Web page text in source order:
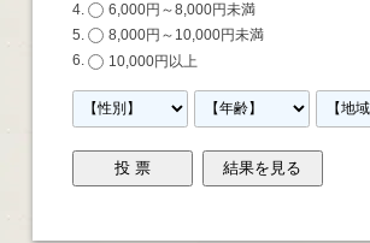
6,000円～8,000円未満
8,000円～10,000円未満
10,000円以上